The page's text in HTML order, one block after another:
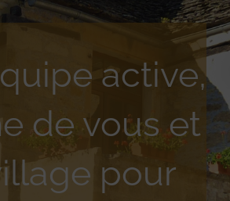
active,
de vous et
pour